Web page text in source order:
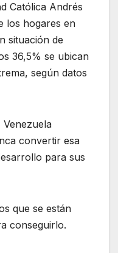
Católica Andrés
los hogares en
situación de
36,5% se ubican
según datos
convertir esa
para sus
que se están
conseguirlo.